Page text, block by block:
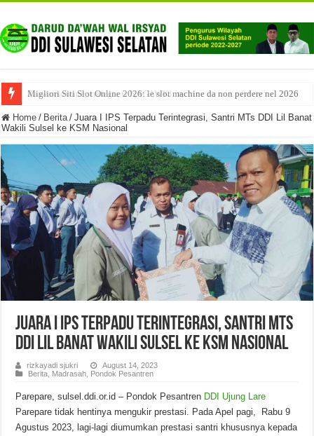
Migliori Siti Slot Online 2026: le slot machine da non perdere nel 2026
Home / Berita / Juara I IPS Terpadu Terintegrasi, Santri MTs DDI Lil Banat
Wakili Sulsel ke KSM Nasional
Juara I IPS Terpadu Terintegrasi, Santri MTs
DDI Lil Banat Wakili Sulsel ke KSM Nasional
rizkayadi sjukri
August 14, 2023
Berita Madrasah Pondok Pesantren
Parepare, sulsel.ddi.or.id – Pondok Pesantren DDI Ujung Lare
Parepare tidak hentinya mengukir prestasi. Pada Apel pagi, Rabu 9
Agustus 2023, lagi-lagi diumumkan prestasi santri khususnya kepada